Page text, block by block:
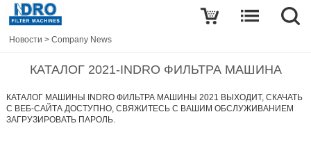
Новости >Company News
КАТАЛОГ 2021-INDRO ФИЛЬТРА МАШИНА
КАТАЛОГ МАШИНЫ INDRO ФИЛЬТРА МАШИНЫ 2021 ВЫХОДИТ, СКАЧАТЬ
С ВЕБ-САЙТА ДОСТУПНО, СВЯЖИТЕСЬ С ВАШИМ ОБСЛУЖИВАНИЕМ
ЗАГРУЗИРОВАТЬ ПАРОЛЬ.